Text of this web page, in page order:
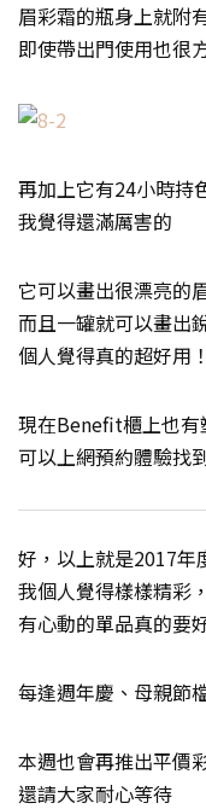
眉彩霜的瓶身上就附
即使帶出門使用也很
再加上它有24小時持
我覺得還滿厲害的
它可以畫出很漂亮的
而且一罐就可以畫出
個人覺得真的超好用！
現在Benefit櫃上也有
可以上網預約體驗找
好，以上就是2017年
我個人覺得樣樣精彩
有心動的單品真的要
每逢週年慶、母親節
本週也會再推出平價
還請大家耐心等待